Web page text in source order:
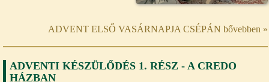
ADVENT ELSŐ VASÁRNAPJA CSÉPÁN bővebben »
ADVENTI KÉSZÜLŐDÉS 1. RÉSZ - A CREDO
HÁZBAN